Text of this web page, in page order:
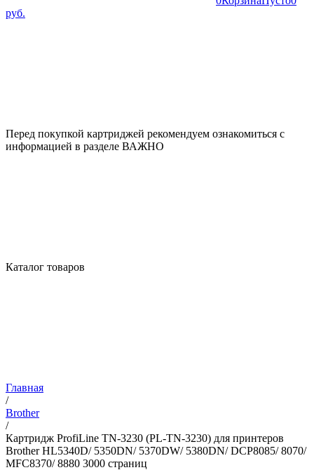
руб.
Перед покупкой картриджей рекомендуем ознакомиться с
информацией в разделе ВАЖНО
Каталог товаров
Главная
/
Brother
/
Картридж ProfiLine TN-3230 (PL-TN-3230) для принтеров
Brother HL5340D/ 5350DN/ 5370DW/ 5380DN/ DCP8085/ 8070/
MFC8370/ 8880 3000 страниц